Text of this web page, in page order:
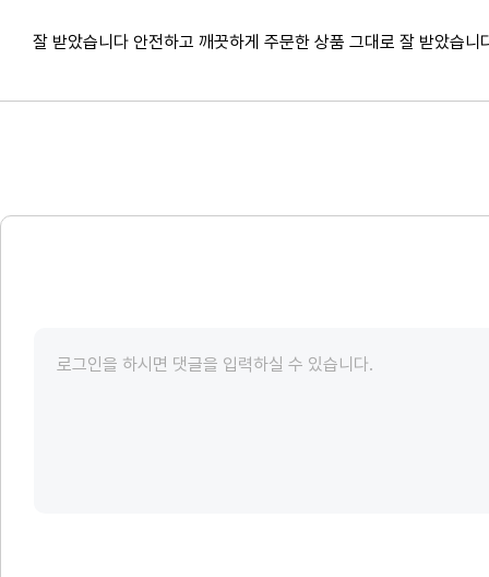
잘 받았습니다 안전하고 깨끗하게 주문한 상품 그대로 잘 받았습니